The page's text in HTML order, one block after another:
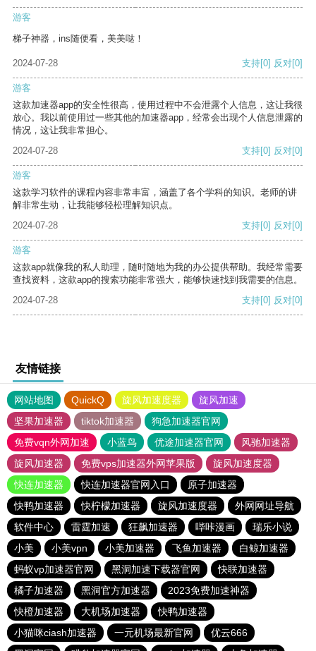
游客
梯子神器，ins随便看，美美哒！
2024-07-28 支持[0] 反对[0]
游客
这款加速器app的安全性很高，使用过程中不会泄露个人信息，这让我很
放心。我以前使用过一些其他的加速器app，经常会出现个人信息泄露的
情况，这让我非常担心。
2024-07-28
支持[0] 反对[0]
游客
这款学习软件的课程内容非常丰富，涵盖了各个学科的知识。老师的讲
解非常生动，让我能够轻松理解知识点。
2024-07-28
支持[0] 反对[0]
游客
这款app就像我的私人助理，随时随地为我的办公提供帮助。我经常需要
查找资料，这款app的搜索功能非常强大，能够快速找到我需要的信息。
2024-07-28
支持[0] 反对[0]
友情链接
网站地图 QuickQ 旋风加速度器
旋风加速
坚果加速器
tiktok加速器
狗急加速器官网
免费vqn外网加速
小蓝鸟 优途加速器官网
风驰加速器
旋风加速器
免费vps加速器外网苹果版
旋风加速度器
快连加速器
快连加速器官网入口
原子加速器
快鸭加速器
快柠檬加速器 旋风加速度器
外网网址导航
软件中心
雷霆加速 狂飙加速器 哔咔漫画
瑞乐小说
小美
小美vpn 小美加速器 飞鱼加速器
白鲸加速器
蚂蚁vp加速器官网
黑洞加速下载器官网
快联加速器
橘子加速器
黑洞官方加速器
2023免费加速神器
快橙加速器
大机场加速器
快鸭加速器
小猫咪ciash加速器
一元机场最新官网
优云666